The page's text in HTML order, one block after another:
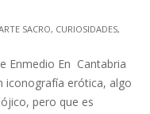
SACRO, CURIOSIDADES,
Enmedio En Cantabria
iconografía erótica, algo
pero que es